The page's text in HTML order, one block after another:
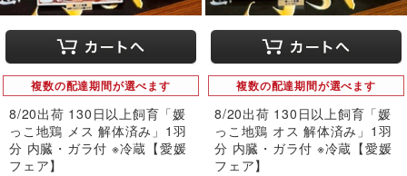
複数の配達期間が選べます
8/20出荷 130日以上飼育「媛
っこ地鶏 メス 解体済み」1羽
分 内臓・ガラ付 ※冷蔵【愛媛
フェア】
複数の配達期間が選べます
8/20出荷 130日以上飼育「媛
っこ地鶏 オス 解体済み」1羽
分 内臓・ガラ付 ※冷蔵【愛媛
フェア】